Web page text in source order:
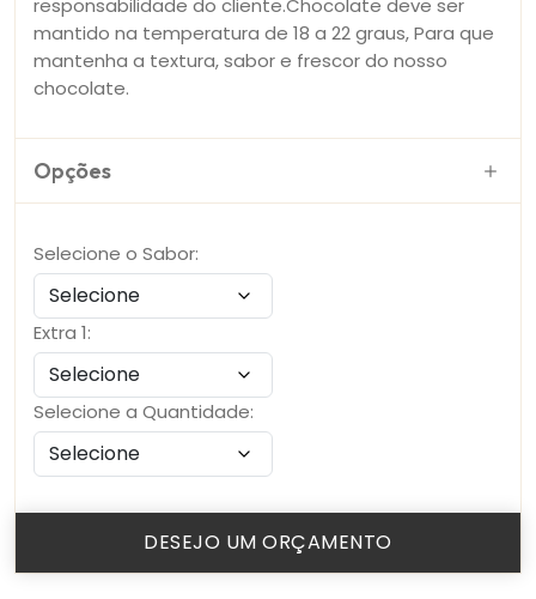
responsabilidade do cliente.Chocolate deve ser
mantido na temperatura de 18 a 22 graus, Para que
mantenha a textura, sabor e frescor do nosso
chocolate.
Opções
Selecione o Sabor:
Extra 1:
Selecione a Quantidade:
DESEJO UM ORÇAMENTO